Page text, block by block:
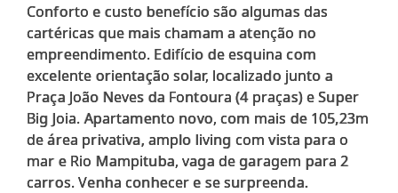
Conforto e custo benefício são algumas das
cartéricas que mais chamam a atenção no
empreendimento. Edifício de esquina com
excelente orientação solar, localizado junto a
Praça João Neves da Fontoura (4 praças) e Super
Big Joia. Apartamento novo, com mais de 105,23m
de área privativa, amplo living com vista para o
mar e Rio Mampituba, vaga de garagem para 2
carros. Venha conhecer e se surpreenda.